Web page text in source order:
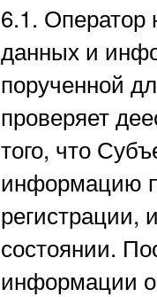
6.1. Оператор
данных и
порученной
проверяет
того, что
информацию
регистрации,
состоянии.
информации